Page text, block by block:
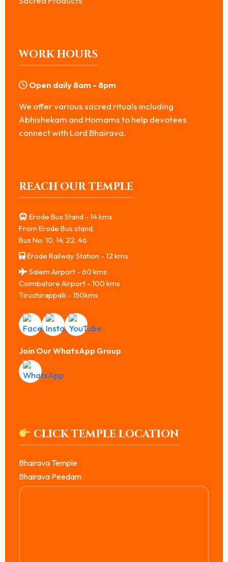
WORK HOURS
Open daily 8am - 8pm
We offer various sacred rituals including
Abhishekam and Homams to help devotees
connect with Lord Bhairava.
REACH OUR TEMPLE
Erode Bus Stand - 14 kms
From Erode Bus stand,
Bus No: 10, 14, 22, 46
Erode Railway Station - 12 kms
Salem Airport - 60 kms
Coimbatore Airport - 100 kms
Tiruchirappalli - 150kms
Join Our WhatsApp Group
CLICK TEMPLE LOCATION
Bhairava Temple
Bhairava Peedam